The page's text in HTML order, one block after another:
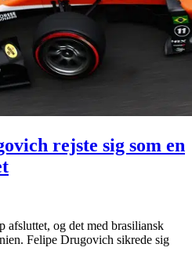
rejste sig som en
afsluttet, og det med brasiliansk
Felipe Drugovich sikrede sig